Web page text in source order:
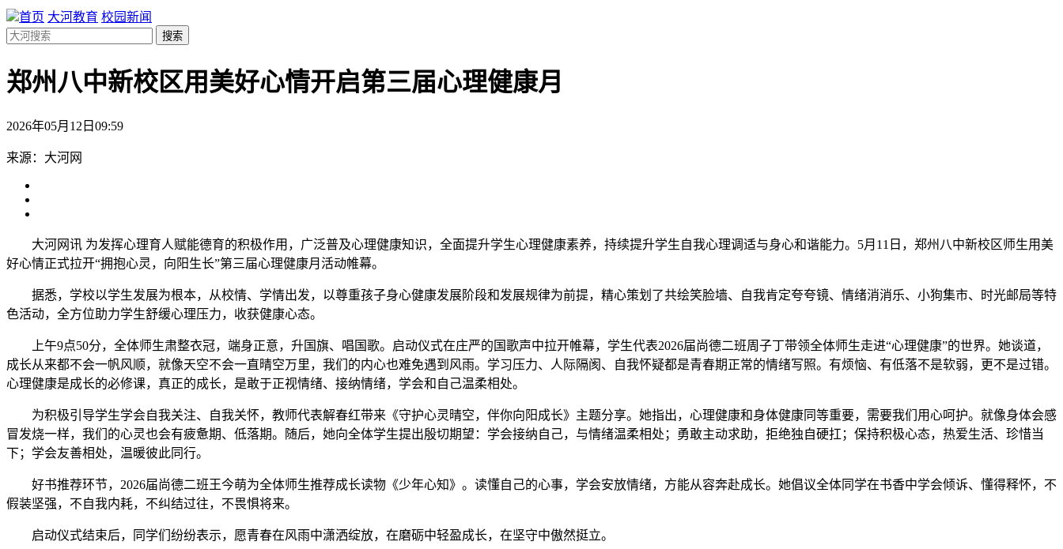
首页 大河教育 校园新闻
搜索
郑州八中新校区用美好心情开启第三届心理健康月
2026年05月12日09:59
来源：大河网
大河网讯 为发挥心理育人赋能德育的积极作用，广泛普及心理健康知识，全面提升学生心理健康素养，持续提升学生自我心理调适与身心和谐能力。5月11日，郑州八中新校区师生用美
好心情正式拉开“拥抱心灵，向阳生长”第三届心理健康月活动帷幕。
据悉，学校以学生发展为根本，从校情、学情出发，以尊重孩子身心健康发展阶段和发展规律为前提，精心策划了共绘笑脸墙、自我肯定夸夸镜、情绪消消乐、小狗集市、时光邮局等特
色活动，全方位助力学生舒缓心理压力，收获健康心态。
上午9点50分，全体师生肃整衣冠，端身正意，升国旗、唱国歌。启动仪式在庄严的国歌声中拉开帷幕，学生代表2026届尚德二班周子丁带领全体师生走进“心理健康”的世界。她谈道，
成长从来都不会一帆风顺，就像天空不会一直晴空万里，我们的内心也难免遇到风雨。学习压力、人际隔阂、自我怀疑都是青春期正常的情绪写照。有烦恼、有低落不是软弱，更不是过错。
心理健康是成长的必修课，真正的成长，是敢于正视情绪、接纳情绪，学会和自己温柔相处。
为积极引导学生学会自我关注、自我关怀，教师代表解春红带来《守护心灵晴空，伴你向阳成长》主题分享。她指出，心理健康和身体健康同等重要，需要我们用心呵护。就像身体会感
冒发烧一样，我们的心灵也会有疲惫期、低落期。随后，她向全体学生提出殷切期望：学会接纳自己，与情绪温柔相处；勇敢主动求助，拒绝独自硬扛；保持积极心态，热爱生活、珍惜当
下；学会友善相处，温暖彼此同行。
好书推荐环节，2026届尚德二班王今萌为全体师生推荐成长读物《少年心知》。读懂自己的心事，学会安放情绪，方能从容奔赴成长。她倡议全体同学在书香中学会倾诉、懂得释怀，不
假装坚强，不自我内耗，不纠结过往，不畏惧将来。
启动仪式结束后，同学们纷纷表示，愿青春在风雨中潇洒绽放，在磨砺中轻盈成长，在坚守中傲然挺立。